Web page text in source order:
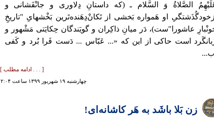
الصَّلاةُ وَ السَّلام ـ (که داستانِ دِلاوری و جانْفَشانی و
ازخودگُذَشتگیِ او هَمواره بَخشی از تَکانْ‌دِهَنده‌تَرین بَخْشهایِ "تاریخِ
عاشورا"ست)، دَر میانِ ذاكِران و گويَندگان حِکایَتی مَشْهور و
است حاکی از این كه «... عَبّاس ... دَست فَرا بُرد و كَفى
آب...
[ . . . ادامه مطلب ]
چهارشنبه ۱۹ شهريور ۱۳۹۹ ساعت ۱۲:۰۴
زن بَلا باشَد به هَر کاشانه‌ای!